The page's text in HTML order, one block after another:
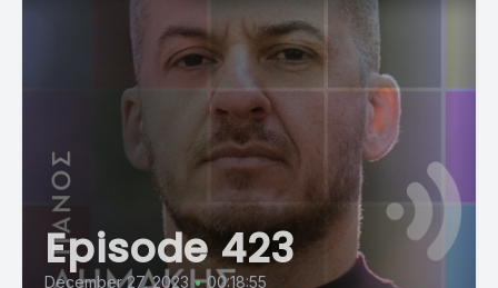
Episode 423
December 27, 2023 • 00:18:55